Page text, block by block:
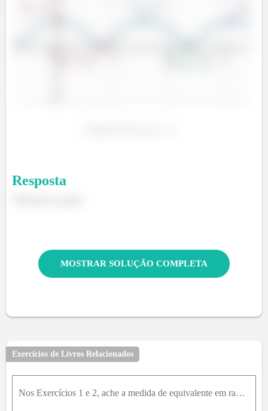
Resposta
MOSTRAR SOLUÇÃO COMPLETA
Exercícios de Livros Relacionados
Nos Exercícios 1 e 2, ache a medida de equivalente em radianos.2. a) 45°; b) 120°; c) 240°; d) -225°; e) 15°; f) 540°; g) -48°; h) 2°